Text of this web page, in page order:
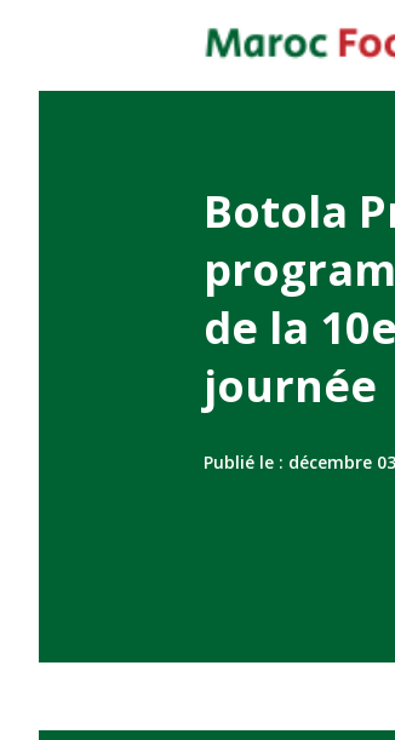
Botola
de la 10e
journée
Publié le : décembre